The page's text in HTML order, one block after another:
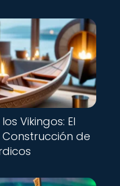
Vikingos: El
de